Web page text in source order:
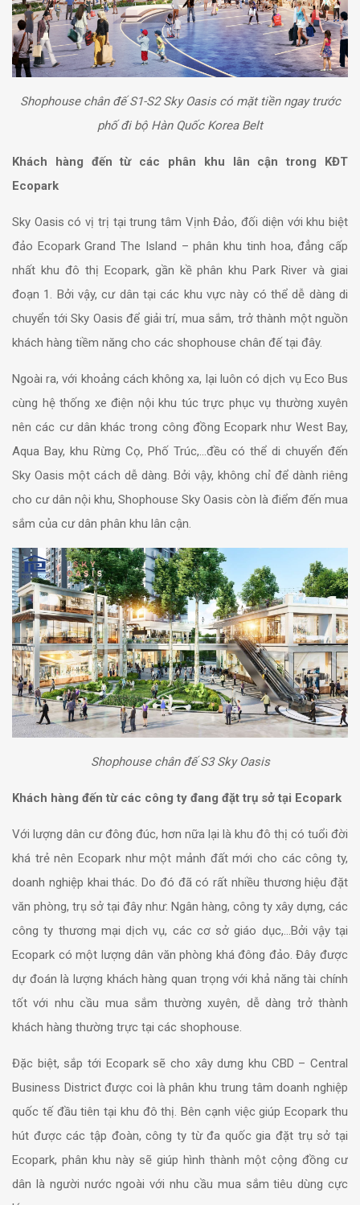
Shophouse chân đế S1-S2 Sky Oasis có mặt tiền ngay trước
phố đi bộ Hàn Quốc Korea Belt
Khách hàng đến từ các phân khu lân cận trong KĐT
Ecopark
Sky Oasis có vị trị tại trung tâm Vịnh Đảo, đối diện với khu biệt
đảo Ecopark Grand The Island – phân khu tinh hoa, đẳng cấp
nhất khu đô thị Ecopark, gần kề phân khu Park River và giai
đoạn 1. Bởi vậy, cư dân tại các khu vực này có thể dễ dàng di
chuyển tới Sky Oasis để giải trí, mua sắm, trở thành một nguồn
khách hàng tiềm năng cho các shophouse chân đế tại đây.
Ngoài ra, với khoảng cách không xa, lại luôn có dịch vụ Eco Bus
cùng hệ thống xe điện nội khu túc trực phục vụ thường xuyên
nên các cư dân khác trong công đồng Ecopark như West Bay,
Aqua Bay, khu Rừng Cọ, Phố Trúc,…đều có thể di chuyển đến
Sky Oasis một cách dễ dàng. Bởi vậy, không chỉ để dành riêng
cho cư dân nội khu, Shophouse Sky Oasis còn là điểm đến mua
sắm của cư dân phân khu lân cận.
Shophouse chân đế S3 Sky Oasis
Khách hàng đến từ các công ty đang đặt trụ sở tại Ecopark
Với lượng dân cư đông đúc, hơn nữa lại là khu đô thị có tuổi đời
khá trẻ nên Ecopark như một mảnh đất mới cho các công ty,
doanh nghiệp khai thác. Do đó đã có rất nhiều thương hiệu đặt
văn phòng, trụ sở tại đây như: Ngân hàng, công ty xây dựng, các
công ty thương mại dịch vụ, các cơ sở giáo dục,…Bởi vậy tại
Ecopark có một lượng dân văn phòng khá đông đảo. Đây được
dự đoán là lượng khách hàng quan trọng với khả năng tài chính
tốt với nhu cầu mua sắm thường xuyên, dễ dàng trở thành
khách hàng thường trực tại các shophouse.
Đặc biệt, sắp tới Ecopark sẽ cho xây dưng khu CBD – Central
Business District được coi là phân khu trung tâm doanh nghiệp
quốc tế đầu tiên tại khu đô thị. Bên cạnh việc giúp Ecopark thu
hút được các tập đoàn, công ty từ đa quốc gia đặt trụ sở tại
Ecopark, phân khu này sẽ giúp hình thành một cộng đồng cư
dân là người nước ngoài với nhu cầu mua sắm tiêu dùng cực